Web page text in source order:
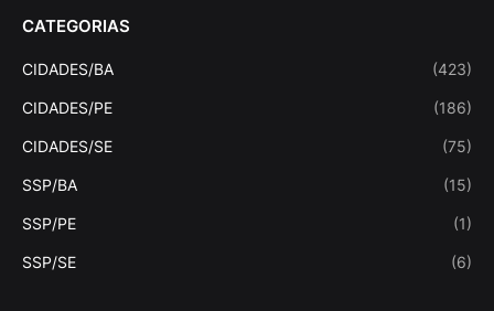
CATEGORIAS
CIDADES/BA (423)
CIDADES/PE (186)
CIDADES/SE (75)
SSP/BA (15)
SSP/PE (1)
SSP/SE (6)